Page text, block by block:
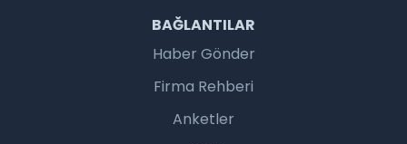
BAĞLANTILAR
Haber Gönder
Firma Rehberi
Anketler